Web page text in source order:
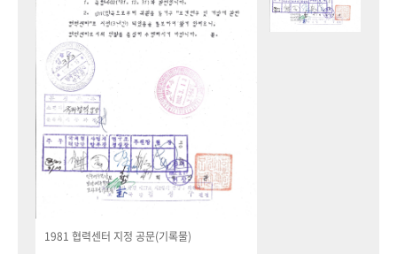
1981 협력센터 지정 공문(기록물)